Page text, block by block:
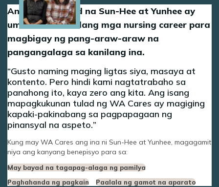
Ang magkapatid na Sun-Hee at Yunhee ay
umatras sa kanilang mga nursing career para
magbigay ng pang-araw-araw na
pangangalaga sa kanilang ina.
Gusto naming maging ligtas siya, masaya at
kontento. Pero hindi kami nagtatrabaho sa
panahong ito, kaya zero ang kita. Ang isang
mapagkukunan tulad ng WA Cares ay magiging
kapaki-pakinabang sa pagpapagaan ng
pinansyal na aspeto.
Kung may WA Cares ang ina ni Sun-Hee at Yunhee, magagamit
niya ang kanyang benepisyo para sa:
May bayad na tagapag-alaga ng pamilya
Paghahanda ng pagkain
Paalala ng gamot na aparato